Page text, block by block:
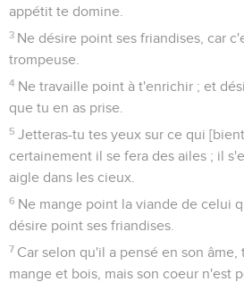
appétit te domine.
3 Ne désire point ses friandises, car
trompeuse.
4 Ne travaille point à t'enrichir ; et
que tu en as prise.
5 Jetteras-tu tes yeux sur ce qui
certainement il se fera des ailes ; il
aigle dans les cieux.
6 Ne mange point la viande de celui
désire point ses friandises.
7 Car selon qu'il a pensé en son
mange et bois, mais son coeur n'est